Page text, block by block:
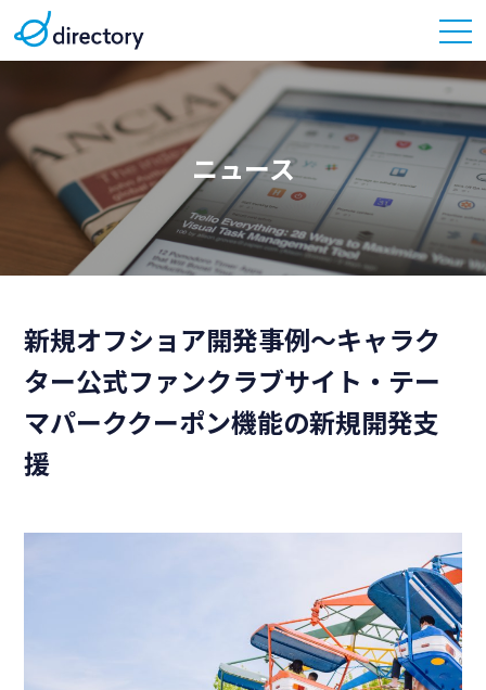
ニュース
新規オフショア開発事例〜キャラク
ター公式ファンクラブサイト・テー
マパーククーポン機能の新規開発支
援